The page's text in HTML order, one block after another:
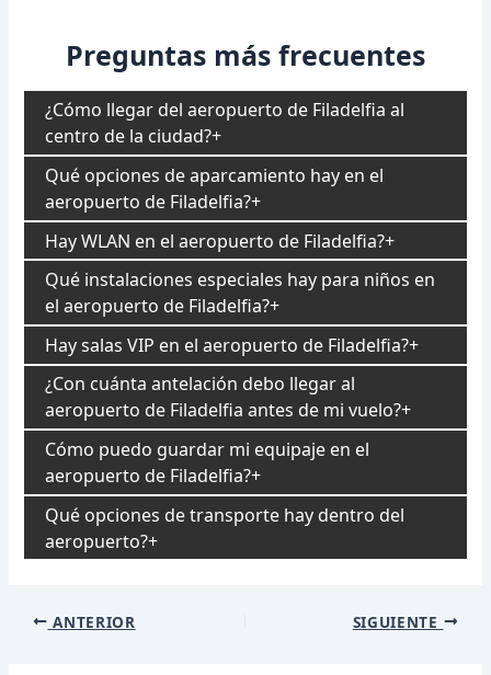
Preguntas más frecuentes
¿Cómo llegar del aeropuerto de Filadelfia al
centro de la ciudad?
Qué opciones de aparcamiento hay en el
aeropuerto de Filadelfia?
Hay WLAN en el aeropuerto de Filadelfia?
Qué instalaciones especiales hay para niños en
el aeropuerto de Filadelfia?
Hay salas VIP en el aeropuerto de Filadelfia?
¿Con cuánta antelación debo llegar al
aeropuerto de Filadelfia antes de mi vuelo?
Cómo puedo guardar mi equipaje en el
aeropuerto de Filadelfia?
Qué opciones de transporte hay dentro del
aeropuerto?
Navegación
ANTERIOR SIGUIENTE